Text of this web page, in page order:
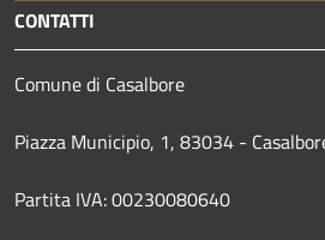
CONTATTI
Comune di Casalbore
Piazza Municipio, 1, 83034 -
Partita IVA: 00230080640